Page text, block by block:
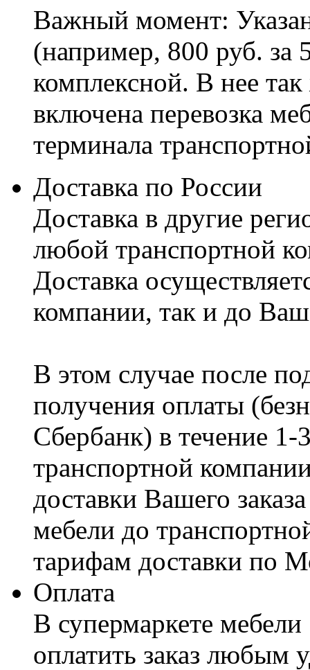
Важный момент:
(например, 800 руб. за
комплексной. В нее
включена перевозка
терминала
Доставка по России
Доставка в другие
любой транспортной
Доставка
компании, так и до
В этом случае после
получения оплаты
Сбербанк) в течение
транспортной
доставки Вашего
мебели до
тарифам доставки по
Оплата
В супермаркете
оплатить заказ любым